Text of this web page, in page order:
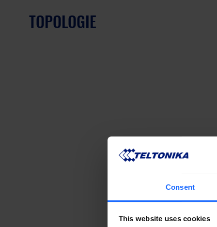
Consent
This website uses cookies
TOPOLOGIE